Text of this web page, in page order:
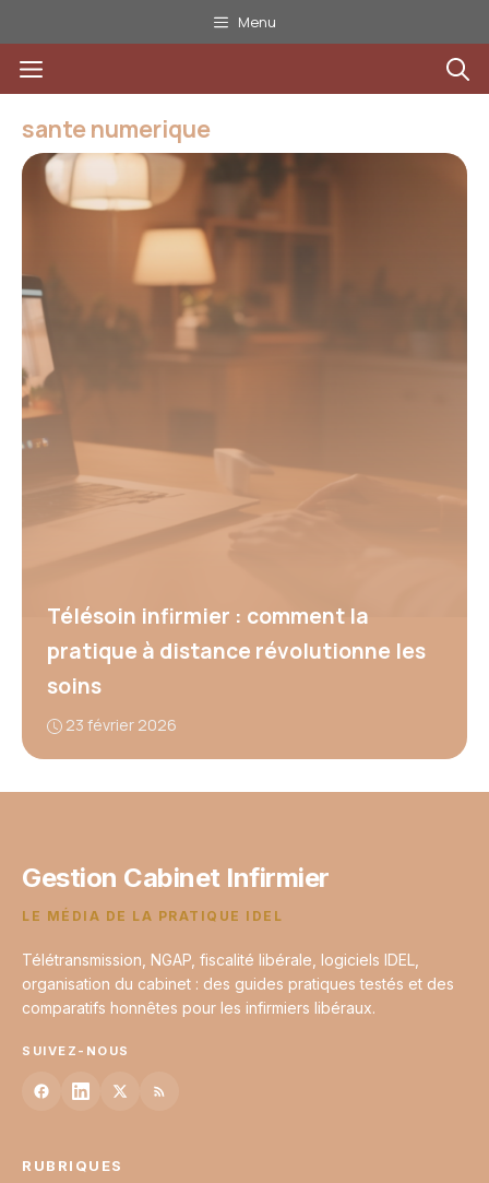
au
contenu
Menu
Menu
sante numerique
Télésoin infirmier : comment la
pratique à distance révolutionne les
soins
23 février 2026
Gestion Cabinet Infirmier
LE MÉDIA DE LA PRATIQUE IDEL
Télétransmission, NGAP, fiscalité libérale, logiciels IDEL,
organisation du cabinet : des guides pratiques testés et des
comparatifs honnêtes pour les infirmiers libéraux.
SUIVEZ-NOUS
RUBRIQUES